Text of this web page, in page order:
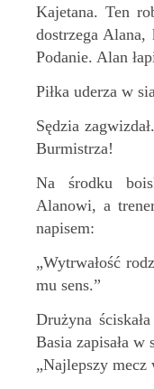
Kajetana. Ten
dostrzega
Podanie. Alan
Piłka uderza w
Sędzia
Burmistrza!
Na środku
Alanowi, a
napisem:
„Wytrwałość
mu sens.”
Drużyna
Basia zapisała
„Najlepszy